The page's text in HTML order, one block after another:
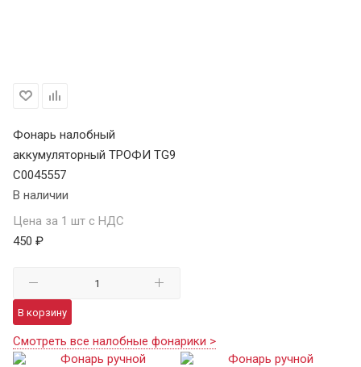
Фонарь налобный
аккумуляторный ТРОФИ TG9
C0045557
В наличии
Цена за 1 шт с НДС
450 ₽
В корзину
Смотреть все налобные фонарики >